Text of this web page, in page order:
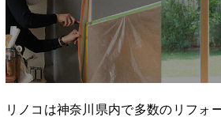
リノコは神奈川県内で多数のリフォ